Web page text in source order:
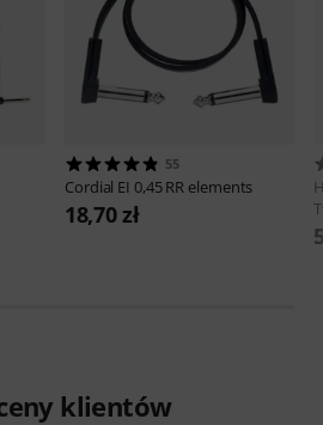
55
Cordial EI 0,45 RR elements
18,70 zł
klientów